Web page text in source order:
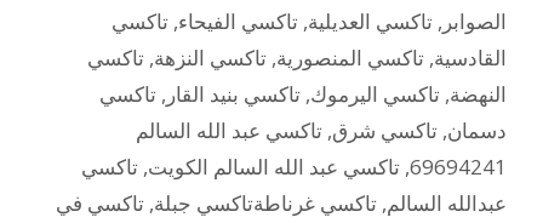
الصوابر , تاكسي العديلية, تاكسي الفيحاء, تاكسي
القادسية, تاكسي المنصورية, تاكسي النزهة, تاكسي
النهضة, تاكسي اليرموك, تاكسي بنيد القار , تاكسي
دسمان, تاكسي شرق, تاكسي عبد الله السالم
69694241
, تاكسي عبد الله السالم الكويت, تاكسي
عبدالله السالم, تاكسي غرناطةتاكسي جبلة, تاكسي في